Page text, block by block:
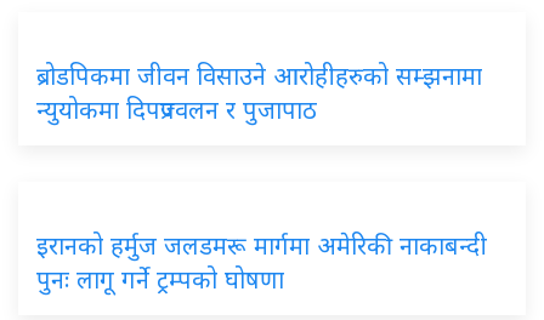
ब्रोडपिकमा जीवन विसाउने आरोहीहरुको सम्झनामा
न्युयोकमा दिपप्रज्वलन र पुजापाठ
इरानको हर्मुज जलडमरू मार्गमा अमेरिकी नाकाबन्दी
पुनः लागू गर्ने ट्रम्पको घोषणा